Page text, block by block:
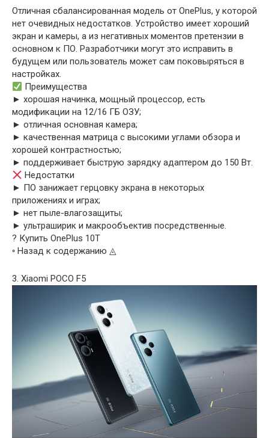
Отличная сбалансированная модель от OnePlus, у которой
нет очевидных недостатков. Устройство имеет хороший
экран и камеры, а из негативных моментов претензии в
основном к ПО. Разработчики могут это исправить в
будущем или пользователь может сам поковыряться в
настройках.
Преимущества
► хорошая начинка, мощный процессор, есть
модификации на 12/16 ГБ ОЗУ;
► отличная основная камера;
► качественная матрица с высокими углами обзора и
хорошей контрастностью;
► поддерживает быструю зарядку адаптером до 150 Вт.
Недостатки
► ПО занижает герцовку экрана в некоторых
приложениях и играх;
► нет пыле-влагозащиты;
► ультраширик и макрообъектив посредственные.
? Купить OnePlus 10T
◦ Назад к содержанию ◬
3. Xiaomi POCO F5